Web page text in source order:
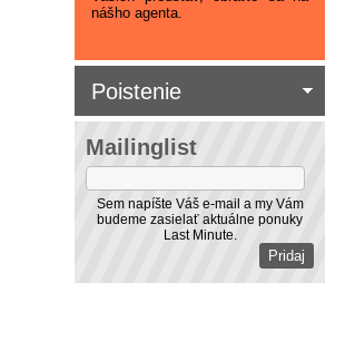
Mailinglist
Sem napíšte Váš e-mail a my Vám
budeme zasielať aktuálne ponuky
Last Minute.
nášho agenta.
Poistenie